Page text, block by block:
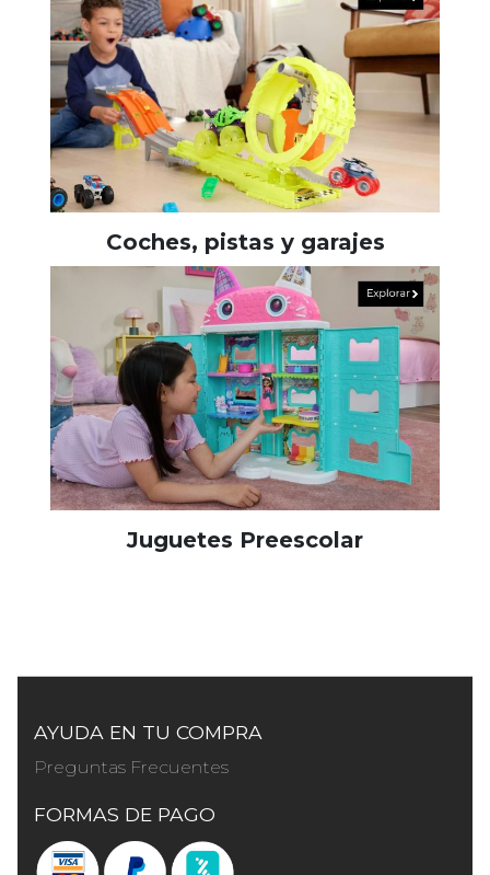
Coches, pistas y garajes
Juguetes Preescolar
AYUDA EN TU COMPRA
Preguntas Frecuentes
FORMAS DE PAGO